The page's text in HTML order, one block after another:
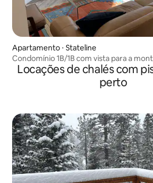
Apartamento ⋅ Stateline
Condomínio 1B/1B com vista para a
caminhada até o teleférico/trilha
Locações de chalés com
perto